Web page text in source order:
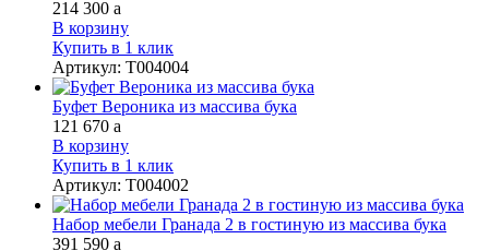
214 300 a
В корзину
Купить в 1 клик
Артикул: Т004004
Буфет Вероника из массива бука
121 670 a
В корзину
Купить в 1 клик
Артикул: Т004002
Набор мебели Гранада 2 в гостиную из массива бука
391 590 a